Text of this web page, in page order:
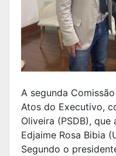
A segunda
Atos do Executivo,
Oliveira (PSDB), que
Edjaime Rosa Bibia
Segundo o